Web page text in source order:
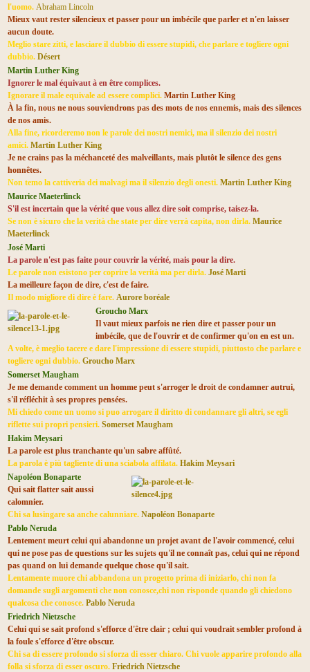
l'uomo. Abraham Lincoln
Mieux vaut rester silencieux et passer pour un imbécile que parler et n'en laisser
aucun doute.
Meglio stare zitti, e lasciare il dubbio di essere stupidi, che parlare e togliere ogni
dubbio. Désert
Martin Luther King
Ignorer le mal équivaut à en être complices.
Ignorare il male equivale ad essere complici. Martin Luther King
À la fin, nous ne nous souviendrons pas des mots de nos ennemis, mais des silences
de nos amis.
Alla fine, ricorderemo non le parole dei nostri nemici, ma il silenzio dei nostri
amici. Martin Luther King
Je ne crains pas la méchanceté des malveillants, mais plutôt le silence des gens
honnêtes.
Non temo la cattiveria dei malvagi ma il silenzio degli onesti. Martin Luther King
Maurice Maeterlinck
S'il est incertain que la vérité que vous allez dire soit comprise, taisez-la.
Se non è sicuro che la verità che state per dire verrà capita, non dirla. Maurice
Maeterlinck
José Marti
La parole n'est pas faite pour couvrir la vérité, mais pour la dire.
Le parole non esistono per coprire la verità ma per dirla. José Marti
La meilleure façon de dire, c'est de faire.
Il modo migliore di dire è fare. Aurore boréale
Groucho Marx
Il vaut mieux parfois ne rien dire et passer pour un
imbécile, que de l'ouvrir et de confirmer qu'on en est un.
A volte, è meglio tacere e dare l'impressione di essere stupidi, piuttosto che parlare e
togliere ogni dubbio. Groucho Marx
Somerset Maugham
Je me demande comment un homme peut s'arroger le droit de condamner autrui,
s'il réfléchit à ses propres pensées.
Mi chiedo come un uomo si puo arrogare il diritto di condannare gli altri, se egli
riflette sui propri pensieri. Somerset Maugham
Hakim Meysari
La parole est plus tranchante qu'un sabre affûté.
La parola è più tagliente di una sciabola affilata. Hakim Meysari
Napoléon Bonaparte
Qui sait flatter sait aussi
calomnier.
Chi sa lusingare sa anche calunniare. Napoléon Bonaparte
Pablo Neruda
Lentement meurt celui qui abandonne un projet avant de l'avoir commencé, celui
qui ne pose pas de questions sur les sujets qu'il ne connaît pas, celui qui ne répond
pas quand on lui demande quelque chose qu'il sait.
Lentamente muore chi abbandona un progetto prima di iniziarlo, chi non fa
domande sugli argomenti che non conosce,chi non risponde quando gli chiedono
qualcosa che conosce. Pablo Neruda
Friedrich Nietzsche
Celui qui se sait profond s'efforce d'être clair ; celui qui voudrait sembler profond à
la foule s'efforce d'être obscur.
Chi sa di essere profondo si sforza di esser chiaro. Chi vuole apparire profondo alla
folla si sforza di esser oscuro. Friedrich Nietzsche